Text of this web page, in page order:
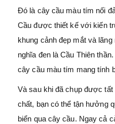
Đó là cây cầu màu tím nối
Cầu được thiết kế với kiến
khung cảnh đẹp mắt và
nghĩa đen là Cầu Thiên
cây cầu màu tím mang tính
Và sau khi đã chụp được
chất, bạn có thể tận hưởng
biển qua cây cầu. Ngay cả